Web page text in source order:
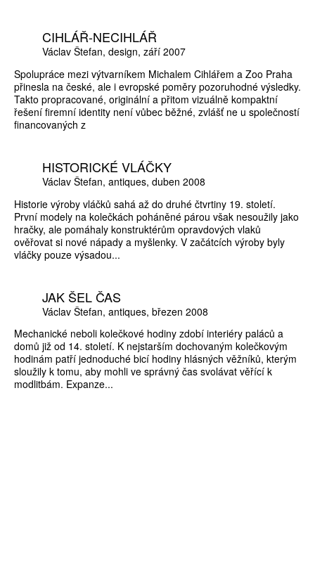
CIHLÁŘ-NECIHLÁŘ
Václav Štefan design září 2007
Spolupráce mezi výtvarníkem Michalem Cihlářem a Zoo Praha
přinesla na české, ale i evropské poměry pozoruhodné výsledky.
Takto propracované, originální a přitom vizuálně kompaktní
řešení firemní identity není vůbec běžné, zvlášť ne u společností
financovaných z
HISTORICKÉ VLÁČKY
Václav Štefan antiques duben 2008
Historie výroby vláčků sahá až do druhé čtvrtiny 19. století.
První modely na kolečkách poháněné párou však nesoužily jako
hračky, ale pomáhaly konstruktérům opravdových vlaků
ověřovat si nové nápady a myšlenky. V začátcích výroby byly
vláčky pouze výsadou...
JAK ŠEL ČAS
Václav Štefan antiques březen 2008
Mechanické neboli kolečkové hodiny zdobí interiéry paláců a
domů již od 14. století. K nejstarším dochovaným kolečkovým
hodinám patří jednoduché bicí hodiny hlásných věžníků, kterým
sloužily k tomu, aby mohli ve správný čas svolávat věřící k
modlitbám. Expanze...